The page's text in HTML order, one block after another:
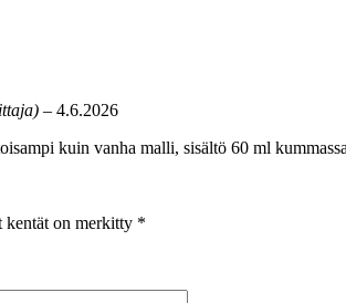
– 4.6.2026
kuin vanha malli, sisältö 60 ml
kentät on merkitty *